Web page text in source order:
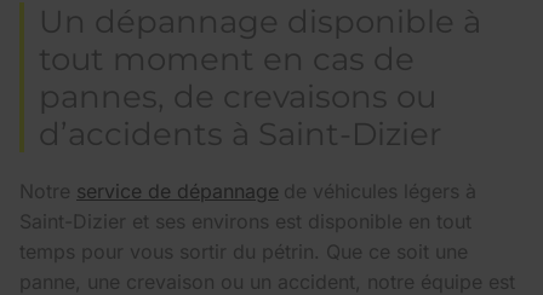
Un dépannage disponible à
tout moment en cas de
pannes, de crevaisons ou
d’accidents à Saint-Dizier
Notre service de dépannage de véhicules légers à
Saint-Dizier et ses environs est disponible en tout
temps pour vous sortir du pétrin. Que ce soit une
panne, une crevaison ou un accident, notre équipe est